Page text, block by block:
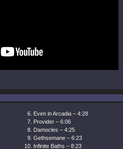
Even in Arcadia – 4:28
Provider – 6:06
Damocles – 4:25
Gethsemane – 6:23
Infinite Baths – 8:23